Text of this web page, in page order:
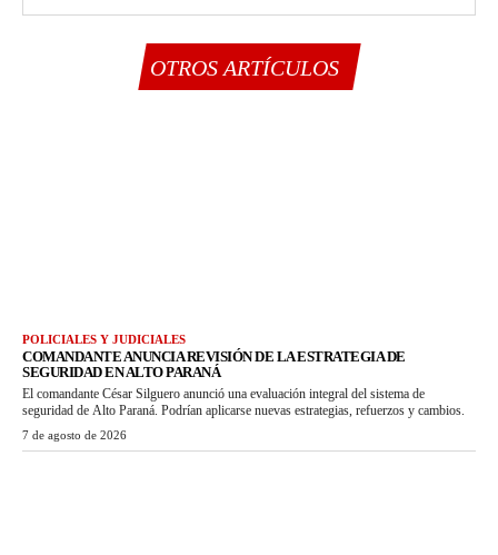
OTROS ARTÍCULOS
POLICIALES Y JUDICIALES
COMANDANTE ANUNCIA REVISIÓN DE LA ESTRATEGIA DE
SEGURIDAD EN ALTO PARANÁ
El comandante César Silguero anunció una evaluación integral del sistema de
seguridad de Alto Paraná. Podrían aplicarse nuevas estrategias, refuerzos y cambios.
7 de agosto de 2026